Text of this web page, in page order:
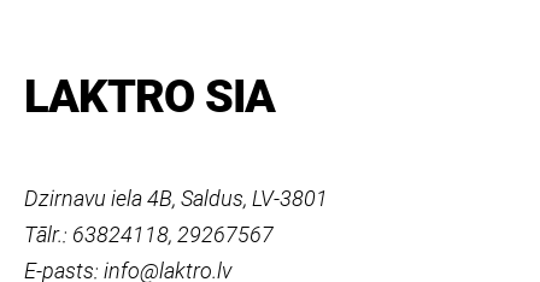
LAKTRO SIA
Dzirnavu iela 4B, Saldus, LV-3801
Tālr.: 63824118, 29267567
E-pasts: info@laktro.lv